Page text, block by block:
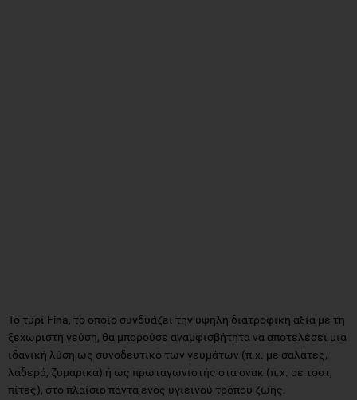
Το τυρί Fina, το οποίο συνδυάζει την υψηλή διατροφική αξία με τη
ξεχωριστή γεύση, θα μπορούσε αναμφισβήτητα να αποτελέσει μια
ιδανική λύση ως συνοδευτικό των γευμάτων (π.χ. με σαλάτες,
λαδερά, ζυμαρικά) ή ως πρωταγωνιστής στα σνακ (π.χ. σε τοστ,
πίτες), στο πλαίσιο πάντα ενός υγιεινού τρόπου ζωής.